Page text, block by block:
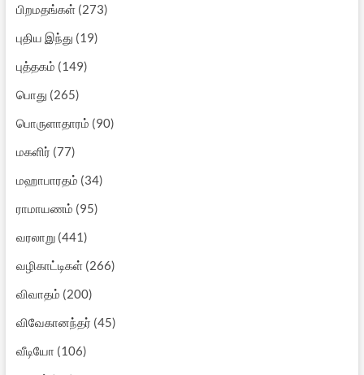
பிறமதங்கள்(273)
புதிய இந்து (19)
புத்தகம் (149)
பொது (265)
பொருளாதாரம் (90)
மகளிர் (77)
மஹாபாரதம் (34)
ராமாயணம் (95)
வரலாறு(441)
வழிகாட்டிகள்(266)
விவாதம் (200)
விவேகானந்தர் (45)
வீடியோ (106)